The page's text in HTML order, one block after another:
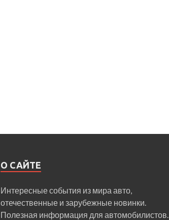
О САЙТЕ
Интересные события из мира авто,
отечественные и зарубежные новинки.
Полезная информация для автомобилистов.